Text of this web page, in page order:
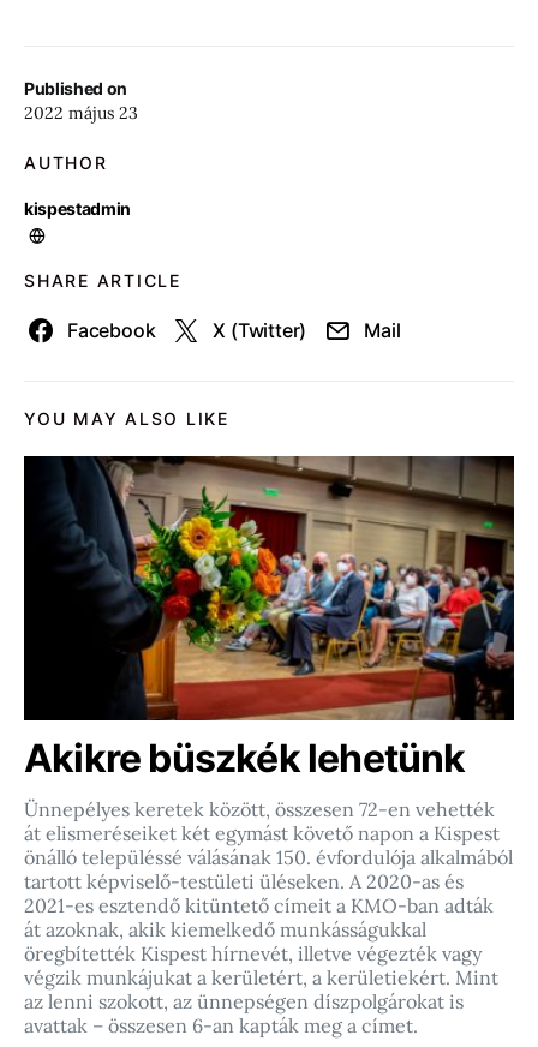
Published on
2022 május 23
AUTHOR
kispestadmin
SHARE ARTICLE
Facebook X (Twitter) Mail
YOU MAY ALSO LIKE
Akikre büszkék lehetünk
Ünnepélyes keretek között, összesen 72-en vehették
át elismeréseiket két egymást követő napon a Kispest
önálló településsé válásának 150. évfordulója alkalmából
tartott képviselő-testületi üléseken. A 2020-as és
2021-es esztendő kitüntető címeit a KMO-ban adták
át azoknak, akik kiemelkedő munkásságukkal
öregbítették Kispest hírnevét, illetve végezték vagy
végzik munkájukat a kerületért, a kerületiekért. Mint
az lenni szokott, az ünnepségen díszpolgárokat is
avattak – összesen 6-an kapták meg a címet.